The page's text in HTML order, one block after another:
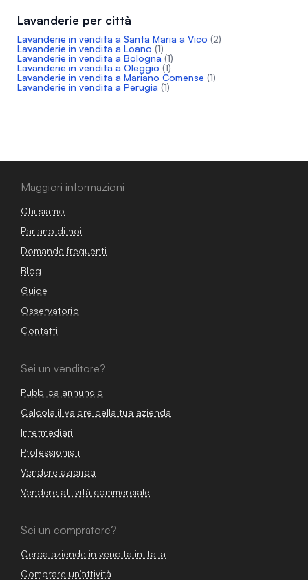
Lavanderie per città
Lavanderie in vendita a Santa Maria a Vico (2)
Lavanderie in vendita a Loano (1)
Lavanderie in vendita a Bologna (1)
Lavanderie in vendita a Oleggio (1)
Lavanderie in vendita a Mariano Comense (1)
Lavanderie in vendita a Perugia (1)
Maggiori informazioni
Chi siamo
Parlano di noi
Domande frequenti
Blog
Guide
Osservatorio
Contatti
Sei un venditore?
Pubblica annuncio
Calcola il valore della tua azienda
Intermediari
Professionisti
Vendere azienda
Vendere attività commerciale
Sei un compratore?
Cerca aziende in vendita in Italia
Comprare un'attività